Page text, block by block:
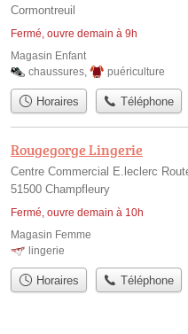
Cormontreuil
Fermé, ouvre demain à 9h
Magasin Enfant
chaussures
puériculture
Horaires Téléphone
Rougegorge Lingerie
Centre Commercial E.leclerc
51500 Champfleury
Fermé, ouvre demain à 10h
Magasin Femme
lingerie
Horaires Téléphone